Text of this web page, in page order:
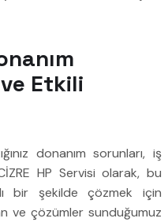
ve Etkili
donanım sorunları, iş
HP Servisi olarak, bu
bir şekilde çözmek için
ve çözümler sunduğumuz